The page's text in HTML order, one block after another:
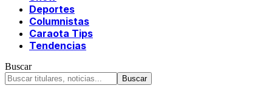
Deportes
Columnistas
Caraota Tips
Tendencias
Buscar